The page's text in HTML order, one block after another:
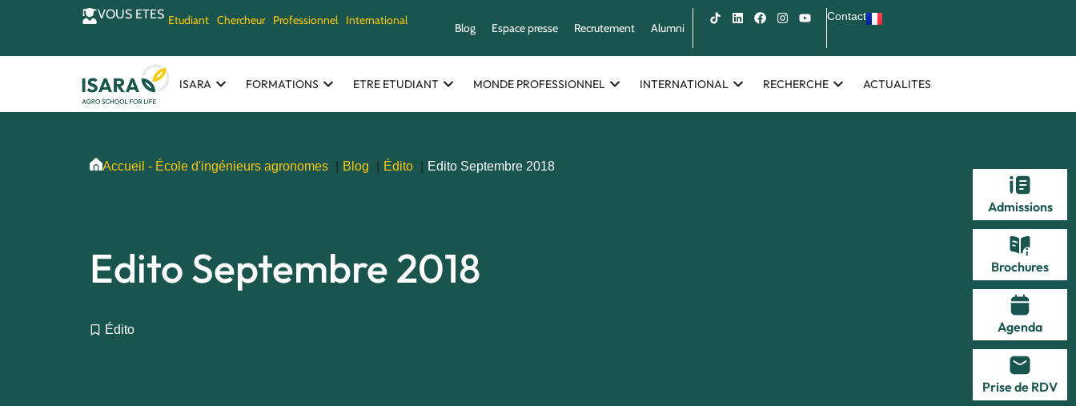
VOUS ETES Etudiant Chercheur Professionnel International
Blog Espace presse Recrutement Alumni
Contact
ISARA FORMATIONS ETRE ETUDIANT MONDE PROFESSIONNEL INTERNATIONAL RECHERCHE ACTUALITES
Admissions
Brochures
Agenda
Prise de RDV
Accueil - École d'ingénieurs agronomes Blog Édito Edito Septembre 2018
Edito Septembre 2018
Édito